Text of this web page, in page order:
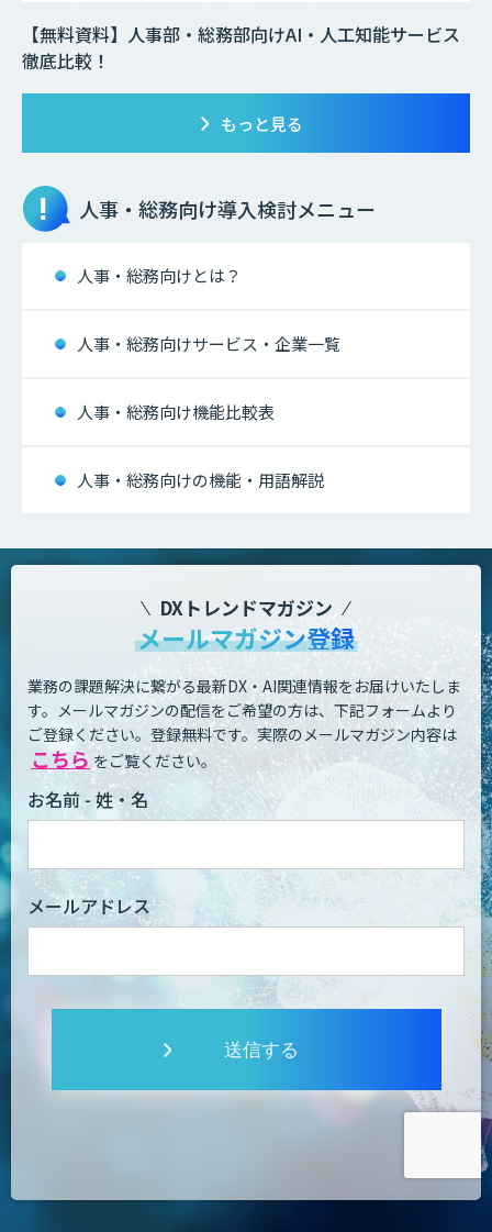
【無料資料】人事部・総務部向けAI・人工知能サービス
徹底比較！
もっと見る
人事・総務向け導入検討メニュー
人事・総務向けとは？
人事・総務向けサービス・企業一覧
人事・総務向け機能比較表
人事・総務向けの機能・用語解説
DXトレンドマガジン
メールマガジン登録
業務の課題解決に繋がる最新DX・AI関連情報をお届けいたしま
す。 メールマガジンの配信をご希望の方は、下記フォームより
ご登録ください。登録無料です。 実際のメールマガジン内容は
こちら をご覧ください。
お名前 - 姓・名
メールアドレス
送信する